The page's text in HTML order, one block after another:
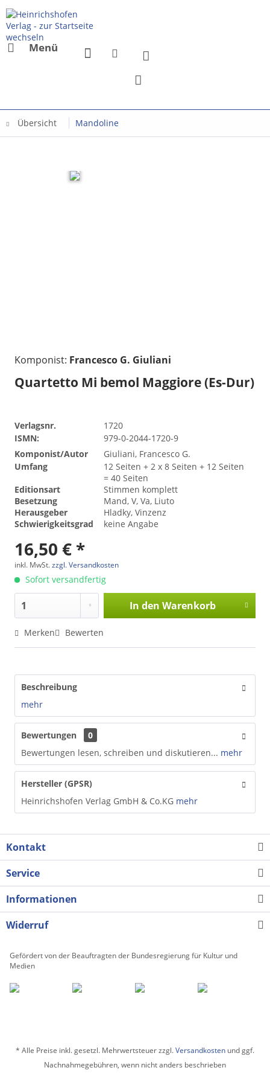
Menü
Übersicht Mandoline
Komponist: Francesco G. Giuliani
Quartetto Mi bemol Maggiore (Es-Dur)
Verlagsnr.
1720
ISMN:
979-0-2044-1720-9
Komponist/Autor
Giuliani, Francesco G.
Umfang
12 Seiten + 2 x 8 Seiten + 12 Seiten
= 40 Seiten
Editionsart
Stimmen komplett
Besetzung
Mand, V, Va, Liuto
Herausgeber
Hladky, Vinzenz
Schwierigkeitsgrad
keine Angabe
16,50 € *
inkl. MwSt.zzgl. Versandkosten
Sofort versandfertig
In den Warenkorb
Merken Bewerten
Beschreibung
mehr
Bewertungen
0
Bewertungen lesen, schreiben und diskutieren... mehr
Hersteller (GPSR)
Heinrichshofen Verlag GmbH & Co.KG mehr
Kontakt
Service
Informationen
Widerruf
Gefördert von der Beauftragten der Bundesregierung für Kultur und
Medien
* Alle Preise inkl. gesetzl. Mehrwertsteuer zzgl.Versandkosten und ggf.
Nachnahmegebühren, wenn nicht anders beschrieben